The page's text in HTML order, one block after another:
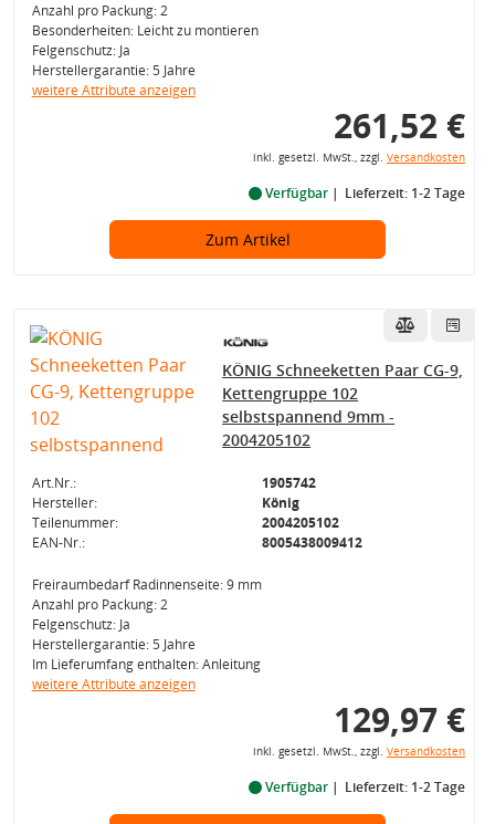
Anzahl pro Packung: 2
Besonderheiten: Leicht zu montieren
Felgenschutz: Ja
Herstellergarantie: 5 Jahre
weitere Attribute anzeigen
261,52 €
inkl. gesetzl. MwSt., zzgl. Versandkosten
Verfügbar Lieferzeit: 1-2 Tage
Zum Artikel
KÖNIG Schneeketten Paar CG-9,
Kettengruppe 102
selbstspannend 9mm -
2004205102
Art.Nr.:
1905742
Hersteller:
König
Teilenummer:
2004205102
EAN-Nr.:
8005438009412
Freiraumbedarf Radinnenseite: 9 mm
Anzahl pro Packung: 2
Felgenschutz: Ja
Herstellergarantie: 5 Jahre
Im Lieferumfang enthalten: Anleitung
weitere Attribute anzeigen
129,97 €
inkl. gesetzl. MwSt., zzgl. Versandkosten
Verfügbar Lieferzeit: 1-2 Tage